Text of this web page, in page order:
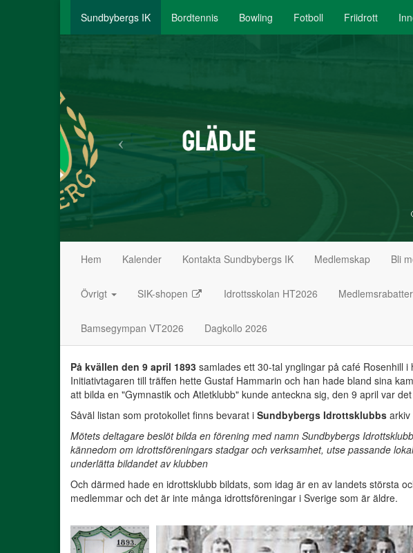
Sundbybergs IK Bordtennis Bowling Fotboll Friidrott
Hem Kalender Kontakta Sundbybergs IK Medlemskap Bli
Övrigt SIK-shopen Idrottsskolan HT2026
Bamsegympan VT2026 Dagkollo 2026
På kvällen den 9 april 1893 samlades ett 30-tal ynglingar på café Rosenhill
Initiativtagaren till träffen hette Gustaf Hammarin och han hade bland sina
att bilda en "Gymnastik och Atletklubb" kunde anteckna sig, den 9 april var
Såväl listan som protokollet finns bevarat i Sundbybergs Idrottsklubbs arkiv
Mötets deltagare beslöt bilda en förening med namn Sundbybergs
kännedom om idrottsföreningars stadgar och verksamhet, utse passande
underlätta bildandet av klubben
Och därmed hade en idrottsklubb bildats, som idag är en av landets största
medlemmar och det är inte många idrottsföreningar i Sverige som är äldre.